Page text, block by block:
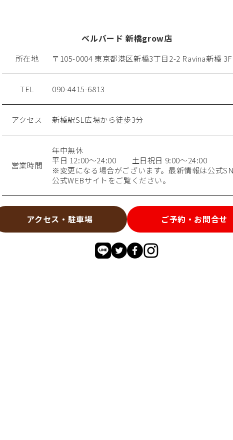
ベルバード 新橋grow店
所在地 〒105-0004 東京都港区新橋3丁目2-2 Ravina新橋 3F
TEL 090-4415-6813
アクセス 新橋駅SL広場から徒歩3分
営業時間
年中無休
平日 12:00～24:00 土日祝日 9:00～24:00
※変更になる場合がございます。最新情報は公式
公式WEBサイトをご覧ください。
アクセス・駐車場 ご予約・お問合せ